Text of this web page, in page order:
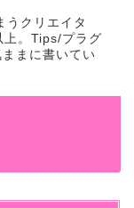
うクリエイタ
上。Tips/プラグ
まに書いてい